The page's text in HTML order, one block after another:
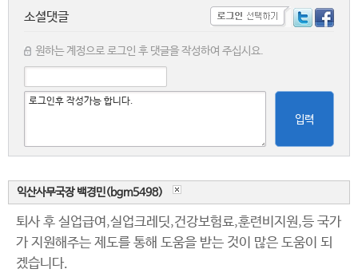
소셜댓글
원하는 계정으로 로그인 후 댓글을 작성하여 주십시요.
입력
익산사무국장 백경민(bgm5498)
퇴사 후 실업급여,실업크레딧,건강보험료,훈련비지원,등 국가
가 지원해주는 제도를 통해 도움을 받는 것이 많은 도움이 되
겠습니다.